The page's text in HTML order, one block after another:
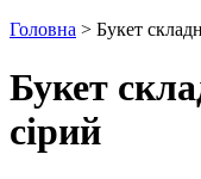
Головна > Букет
Букет
сірий